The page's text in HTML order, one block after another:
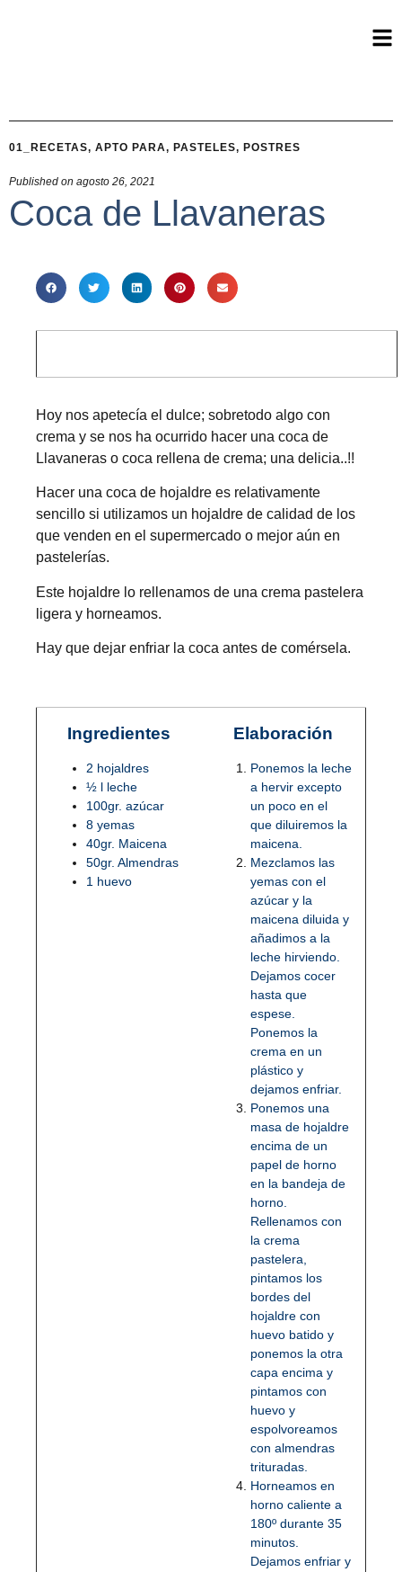
01_RECETAS, APTO PARA, PASTELES, POSTRES
Published on agosto 26, 2021
Coca de Llavaneras
Hoy nos apetecía el dulce; sobretodo algo con
crema y se nos ha ocurrido hacer una coca de
Llavaneras o coca rellena de crema; una delicia..!!
Hacer una coca de hojaldre es relativamente
sencillo si utilizamos un hojaldre de calidad de los
que venden en el supermercado o mejor aún en
pastelerías.
Este hojaldre lo rellenamos de una crema pastelera
ligera y horneamos.
Hay que dejar enfriar la coca antes de comérsela.
Ingredientes
2 hojaldres
½ l leche
100gr. azúcar
8 yemas
40gr. Maicena
50gr. Almendras
1 huevo
Elaboración
Ponemos la leche
a hervir excepto
un poco en el
que diluiremos la
maicena.
Mezclamos las
yemas con el
azúcar y la
maicena diluida y
añadimos a la
leche hirviendo.
Dejamos cocer
hasta que
espese.
Ponemos la
crema en un
plástico y
dejamos enfriar.
Ponemos una
masa de hojaldre
encima de un
papel de horno
en la bandeja de
horno.
Rellenamos con
la crema
pastelera,
pintamos los
bordes del
hojaldre con
huevo batido y
ponemos la otra
capa encima y
pintamos con
huevo y
espolvoreamos
con almendras
trituradas.
Horneamos en
horno caliente a
180º durante 35
minutos.
Dejamos enfriar y